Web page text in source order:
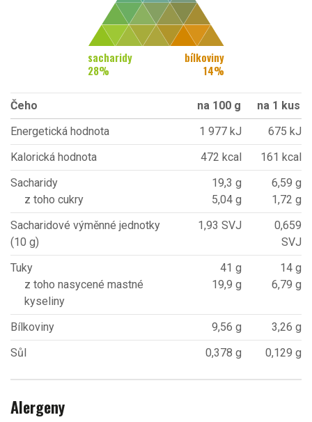
sacharidy
28%
bílkoviny
14%
Čeho na 100 g
na 1 kus
Energetická hodnota
1 977 kJ
675 kJ
Kalorická hodnota
472 kcal
161 kcal
Sacharidy
z toho cukry
19,3 g
5,04 g
6,59 g
1,72 g
Sacharidové výměnné jednotky
(10 g)
1,93 SVJ
0,659
SVJ
Tuky
z toho nasycené mastné
kyseliny
41 g
19,9 g
14 g
6,79 g
Bílkoviny 9,56 g
3,26 g
Sůl
0,378 g 0,129 g
Alergeny